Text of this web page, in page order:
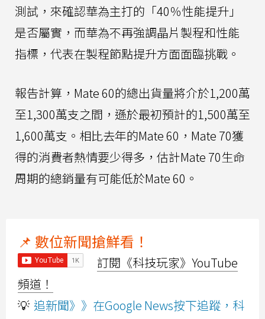
測試，來確認華為主打的「40％性能提升」
是否屬實，而華為不再強調晶片製程和性能
指標，代表在製程節點提升方面面臨挑戰。
報告計算，Mate 60的總出貨量將介於1,200萬
至1,300萬支之間，遜於最初預計的1,500萬至
1,600萬支。相比去年的Mate 60，Mate 70獲
得的消費者熱情要少得多，估計Mate 70生命
周期的總銷量有可能低於Mate 60。
📌 數位新聞搶鮮看！
訂閱《科技玩家》YouTube
頻道！
💡 追新聞》》在Google News按下追蹤，科